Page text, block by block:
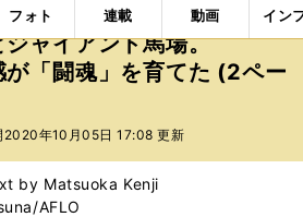
ジ
フォト 連載 動画 イン
ャイアント馬場。
「闘魂」を育てた (2ペー
2020年10月05日 17:08 更新
by Matsuoka Kenji
AFLO